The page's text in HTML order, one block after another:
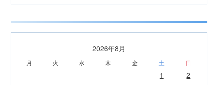
2026年8月
月 火 水 木 金 土 日
1
2